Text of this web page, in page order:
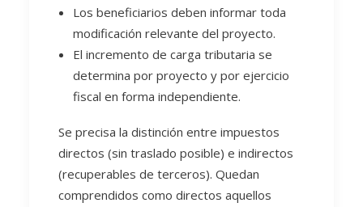
Los beneficiarios deben informar toda
modificación relevante del proyecto.
El incremento de carga tributaria se
determina por proyecto y por ejercicio
fiscal en forma independiente.
Se precisa la distinción entre impuestos
directos (sin traslado posible) e indirectos
(recuperables de terceros). Quedan
comprendidos como directos aquellos